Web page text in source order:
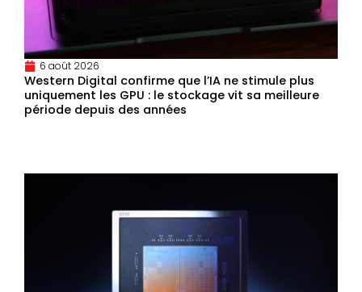
6 août 2026
Western Digital confirme que l’IA ne stimule plus
uniquement les GPU : le stockage vit sa meilleure
période depuis des années